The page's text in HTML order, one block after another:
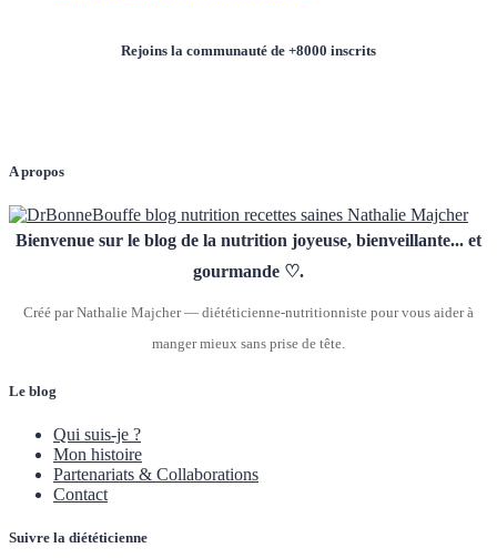
Rejoins la communauté de +8000 inscrits
A propos
Bienvenue sur le blog de la nutrition joyeuse, bienveillante... et
gourmande ♡.
Créé par Nathalie Majcher — diététicienne-nutritionniste pour vous aider à
manger mieux sans prise de tête.
Le blog
Qui suis-je ?
Mon histoire
Partenariats & Collaborations
Contact
Suivre la diététicienne